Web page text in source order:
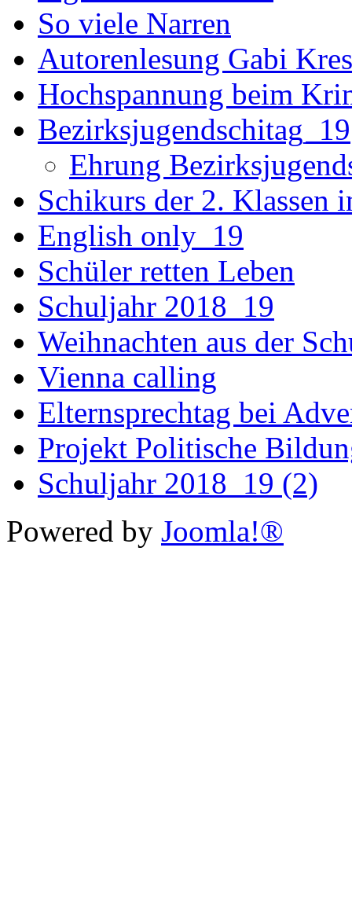
So viele Narren
Autorenlesung Gabi
Hochspannung beim
Bezirksjugendschitag_19
Ehrung
Schikurs der 2. Klassen
English only_19
Schüler retten Leben
Schuljahr 2018_19
Weihnachten aus der
Vienna calling
Elternsprechtag bei
Projekt Politische
Schuljahr 2018_19 (2)
Powered by Joomla!®